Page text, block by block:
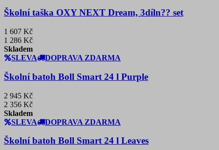
Školní taška OXY NEXT Dream, 3díln?? set
1 607 Kč
1 286 Kč
Skladem
SLEVA
DOPRAVA ZDARMA
Školní batoh Boll Smart 24 l Purple
2 945 Kč
2 356 Kč
Skladem
SLEVA
DOPRAVA ZDARMA
Školní batoh Boll Smart 24 l Leaves